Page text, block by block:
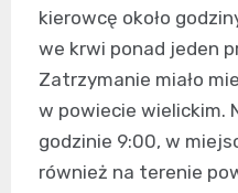
kierowcę około
we krwi ponad jeden
Zatrzymanie miało
w powiecie wielickim.
godzinie 9:00, w
również na terenie